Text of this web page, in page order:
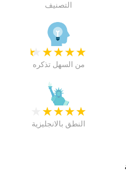
التصنيف
★
★
★
★
★
من السهل تذكره
★
★
★
★
النطق بالانجليزية